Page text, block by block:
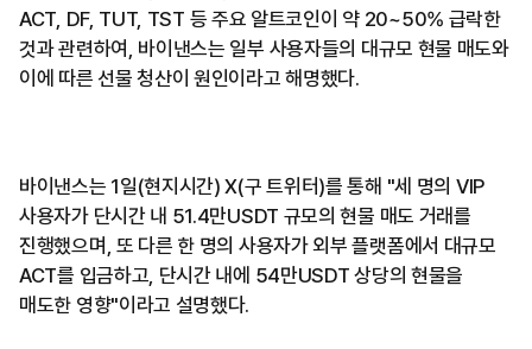
ACT, DF, TUT, TST 등 주요 알트코인이 약 20~50% 급락한
것과 관련하여, 바이낸스는 일부 사용자들의 대규모 현물 매도와
이에 따른 선물 청산이 원인이라고 해명했다.
바이낸스는 1일(현지시간) X(구 트위터)를 통해 "세 명의 VIP
사용자가 단시간 내 51.4만USDT 규모의 현물 매도 거래를
진행했으며, 또 다른 한 명의 사용자가 외부 플랫폼에서 대규모
ACT를 입금하고, 단시간 내에 54만USDT 상당의 현물을
매도한 영향"이라고 설명했다.